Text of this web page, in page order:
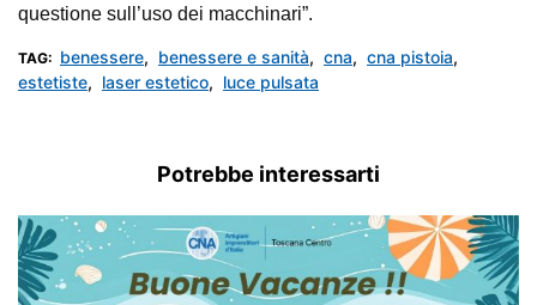
questione sull’uso dei macchinari”.
TAG: benessere, benessere e sanità, cna, cna pistoia,
estetiste, laser estetico, luce pulsata
Potrebbe interessarti